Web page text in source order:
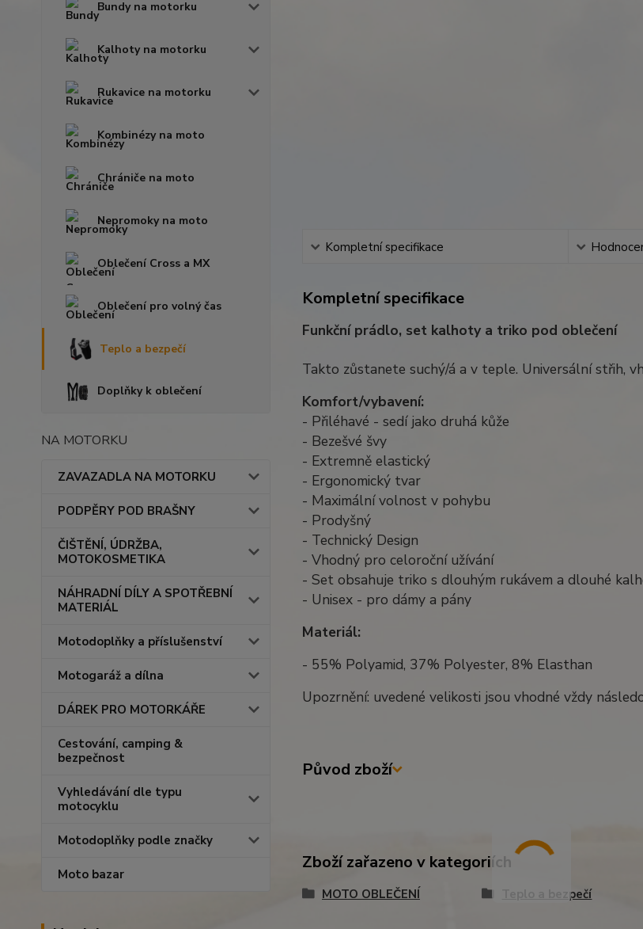
Bundy na motorku
Kalhoty na motorku
Rukavice na motorku
Kombinézy na moto
Chrániče na moto
Nepromoky na moto
Oblečení Cross a MX
Oblečení pro volný čas
Teplo a bezpečí
Doplňky k oblečení
NA MOTORKU
ZAVAZADLA NA MOTORKU
PODPĚRY POD BRAŠNY
ČIŠTĚNÍ, ÚDRŽBA,
MOTOKOSMETIKA
NÁHRADNÍ DÍLY A SPOTŘEBNÍ
MATERIÁL
Motodoplňky a příslušenství
Motogaráž a dílna
DÁREK PRO MOTORKÁŘE
Cestování, camping &
bezpečnost
Vyhledávání dle typu
motocyklu
Motodoplňky podle značky
Moto bazar
Kompletní specifikace
Kompletní specifikace
Funkční prádlo, set kalhoty a triko pod oblečení
Takto zůstanete suchý/á a v teple. Universální střih,
Komfort/vybavení:
- Přiléhavé - sedí jako druhá kůže
- Bezešvé švy
- Extremně elastický
- Ergonomický tvar
- Maximální volnost v pohybu
- Prodyšný
- Technický Design
- Vhodný pro celoroční užívání
- Set obsahuje triko s dlouhým rukávem a dlouhé
- Unisex - pro dámy a pány
Materiál:
- 55% Polyamid, 37% Polyester, 8% Elasthan
Upozrnění: uvedené velikosti jsou vhodné vždy
Původ zboží
Zboží zařazeno v kategoriích
MOTO OBLEČENÍ Teplo a bezpečí